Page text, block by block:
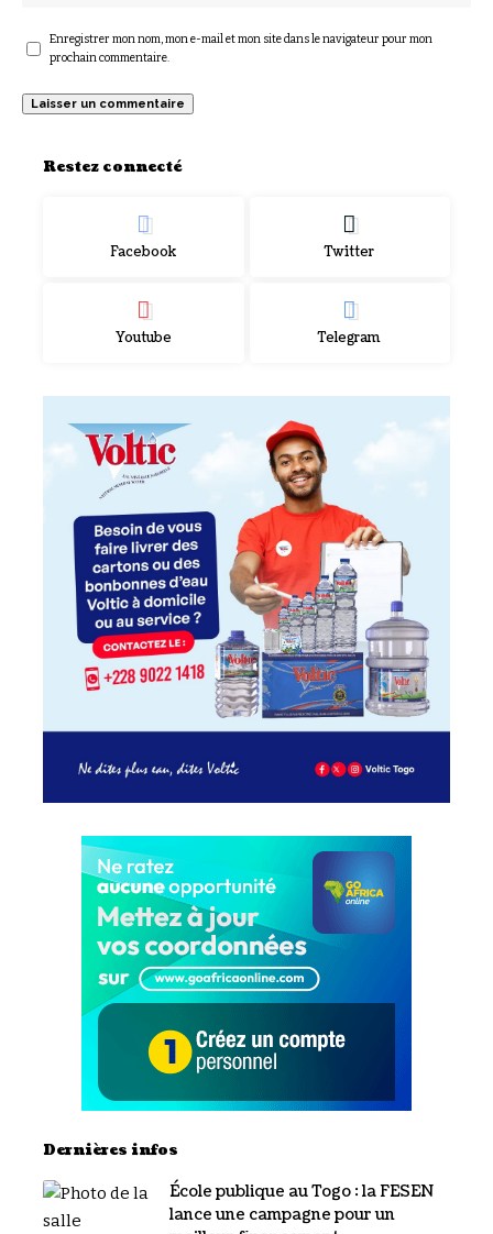
Enregistrer mon nom, mon e-mail et mon site dans le navigateur pour mon
prochain commentaire.
Restez connecté
Facebook Twitter
Youtube Telegram
Dernières infos
École publique au Togo : la FESEN
lance une campagne pour un